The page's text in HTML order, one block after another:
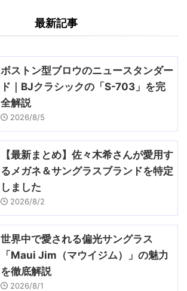
最新記事
ボストン型ブロウのニュースタンダー
ド｜BJクラシックの「S-703」を完
全解説
2026/8/5
【最新まとめ】佐々木希さんが愛用す
るメガネ＆サングラスブランドを特定
しました
2026/8/2
世界中で愛される偏光サングラス
「Maui Jim（マウイジム）」の魅力
を徹底解説
2026/8/1